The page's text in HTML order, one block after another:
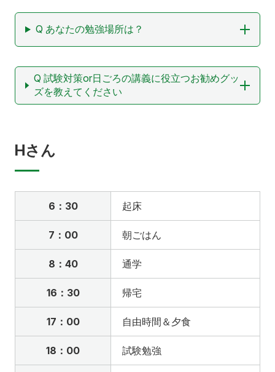
Q あなたの勉強場所は？
Q 試験対策or日ごろの講義に役立つお勧めグッ
ズを教えてください
Hさん
6：30 起床
7：00 朝ごはん
8：40 通学
16：30 帰宅
17：00 自由時間＆夕食
18：00 試験勉強